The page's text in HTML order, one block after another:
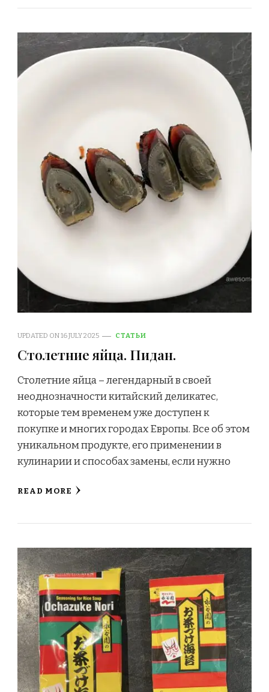
UPDATED ON16 JULY 2025 СТАТЬИ
Столетние яйца. Пидан.
Столетние яйца – легендарный в своей
неоднозначности китайский деликатес,
которые тем временем уже доступен к
покупке и многих городах Европы. Все об этом
уникальном продукте, его применении в
кулинарии и способах замены, если нужно
READ MORE